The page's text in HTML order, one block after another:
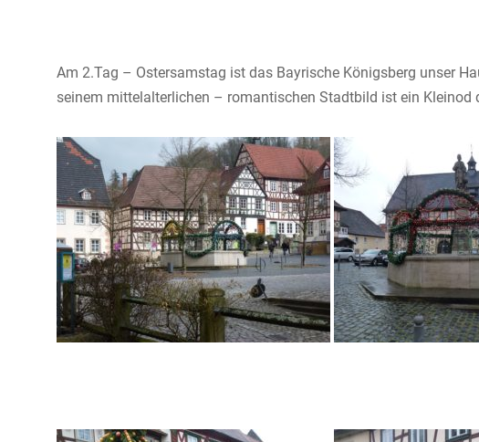
Am 2.Tag – Ostersamstag ist das Bayrische Königsberg unser
seinem mittelalterlichen – romantischen Stadtbild ist ein